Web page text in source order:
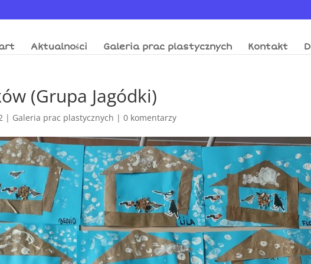
Aktualności Galeria prac plastycznych Kontakt
(Grupa Jagódki)
| Galeria prac plastycznych |0 komentarzy